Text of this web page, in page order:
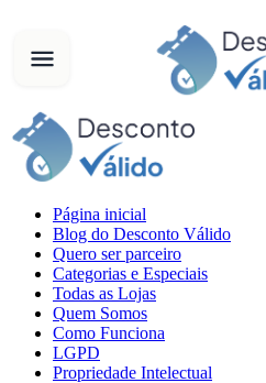
Página inicial
Blog do Desconto Válido
Quero ser parceiro
Categorias e Especiais
Todas as Lojas
Quem Somos
Como Funciona
LGPD
Propriedade Intelectual